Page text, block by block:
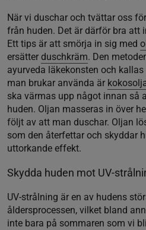
När vi duschar och tvättar oss
från huden. Det är därför bra att
Ett tips är att smörja in sig med
ersätter duschkräm. Den
ayurveda läkekonsten och kallas
man brukar använda är
ska värmas upp något innan så
huden. Oljan masseras in över
följt av att man duschar. Oljan
som den återfettar och skyddar
uttorkande effekt.
Skydda huden mot UV-
UV-strålning är en av hudens
åldersprocessen, vilket bland
inte bara på sommaren som vi